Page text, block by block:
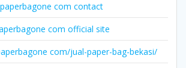
paperbagone com contact
com official site
com/jual-paper-bag-bekasi/